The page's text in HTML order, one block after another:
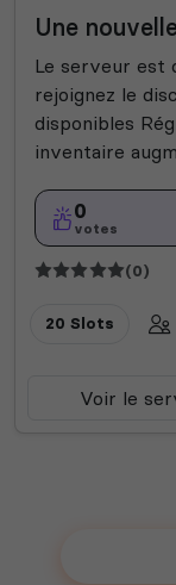
Une
Le serveur est
rejoignez le
disponibles
inventaire
0
votes
(0)
20 Slots
Voir le